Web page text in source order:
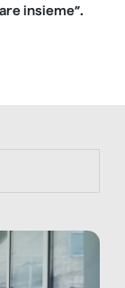
insieme”.